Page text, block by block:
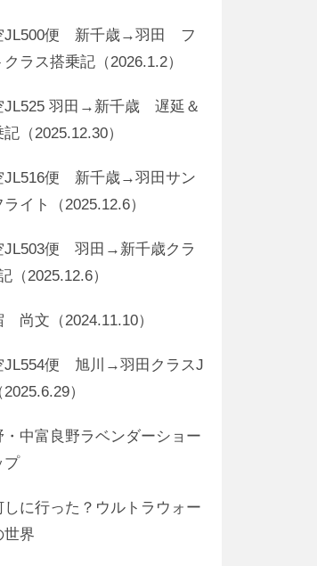
JL500便 新千歳→羽田 フ
クラス搭乗記（2026.1.2）
JL525 羽田→新千歳 遅延＆
（2025.12.30）
JL516便 新千歳→羽田サン
イト（2025.12.6）
JL503便 羽田→新千歳クラ
（2025.12.6）
尚文（2024.11.10）
JL554便 旭川→羽田クラスJ
）
・中富良野ラベンダーショー
プ
しに行った？ウルトラウォー
世界